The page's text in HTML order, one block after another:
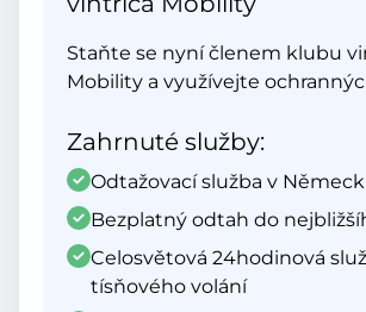
Staňte se nyní členem klubu
Mobility a využívejte
Zahrnuté služby:
Odtažovací služba v
Bezplatný odtah do
Celosvětová 24hodinová
tísňového volání